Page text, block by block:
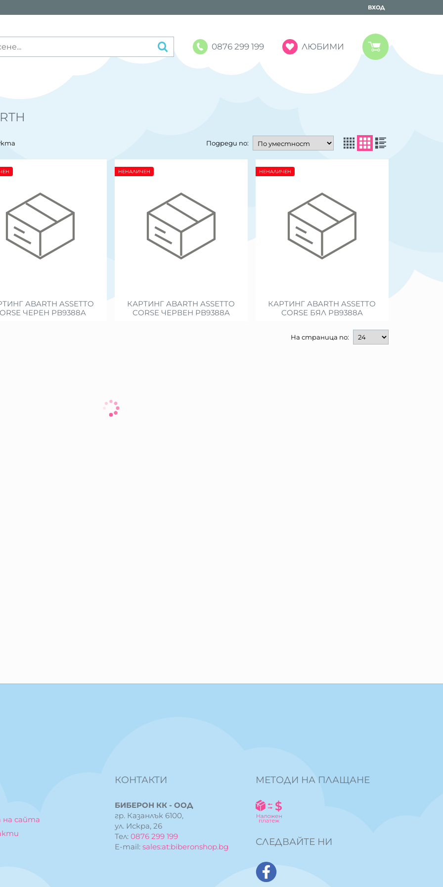
ВХОД
0876 299 199 ЛЮБИМИ
Подреди по:
ABARTH ASSETTO
ЧЕРЕН PB9388A
КАРТИНГ ABARTH ASSETTO
CORSE ЧЕРВЕН PB9388A
НЕНАЛИЧЕН
КАРТИНГ ABARTH ASSETTO
CORSE БЯЛ PB9388A
НЕНАЛИЧЕН
На страница по:
сайта
КОНТАКТИ
БИБЕРОН КК - ООД
гр. Казанлък 6100,
ул. Искра, 26
Тел:0876 299 199
E-mail:sales:at:biberonshop.bg
МЕТОДИ НА ПЛАЩАНЕ
СЛЕДВАЙТЕ НИ